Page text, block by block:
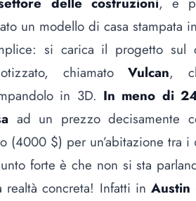
un modello di casa stampata
si carica il progetto sul
chiamatoVulcan,
in 3D. In meno di
ad un prezzo decisamente
(4000 $) per un’abitazione tra
forte è che non si sta
realtà concreta! Infatti inAustin